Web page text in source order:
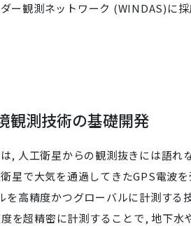
ー観測ネットワーク (WINDAS)に
観測技術の基礎開発
, 人工衛星からの観測抜きには語れ
星で大気を通過してきたGPS電波
を高精度かつグローバルに計測する
を超精密に計測することで, 地下